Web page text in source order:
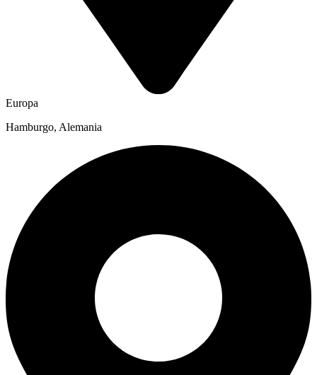
Europa
Hamburgo, Alemania